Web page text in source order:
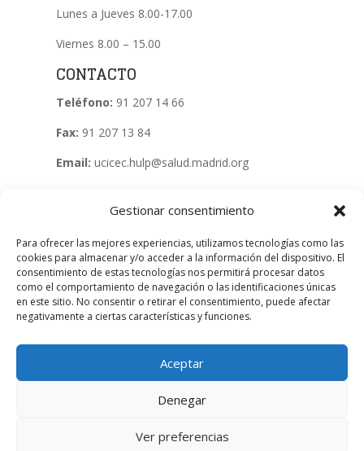
Gestionar consentimiento
Para ofrecer las mejores experiencias, utilizamos tecnologías como las
cookies para almacenar y/o acceder a la información del dispositivo. El
consentimiento de estas tecnologías nos permitirá procesar datos
como el comportamiento de navegación o las identificaciones únicas
en este sitio. No consentir o retirar el consentimiento, puede afectar
negativamente a ciertas características y funciones.
Aceptar
Denegar
Ver preferencias
Lunes a Jueves 8.00-17.00
Viernes 8.00 – 15.00
CONTACTO
Teléfono: 91 207 14 66
Fax: 91 207 13 84
Email: ucicec.hulp@salud.madrid.org
Dr. Antonio J Carcas Sansuán
Subcoordinador del proyecto
Dr. Alberto Borobia
Rocío Prieto
Política de Privacidad